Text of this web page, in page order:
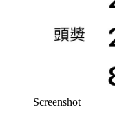
Screenshot